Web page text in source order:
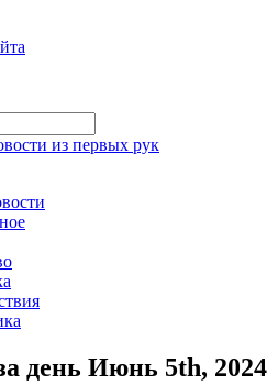
день Июнь 5th, 2024